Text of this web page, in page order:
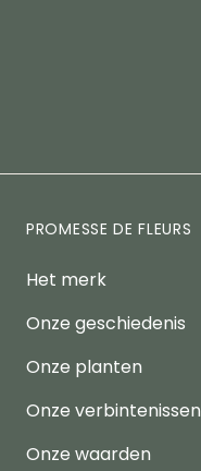
PROMESSE DE FLEURS
Het merk
Onze geschiedenis
Onze planten
Onze verbintenissen
Onze waarden